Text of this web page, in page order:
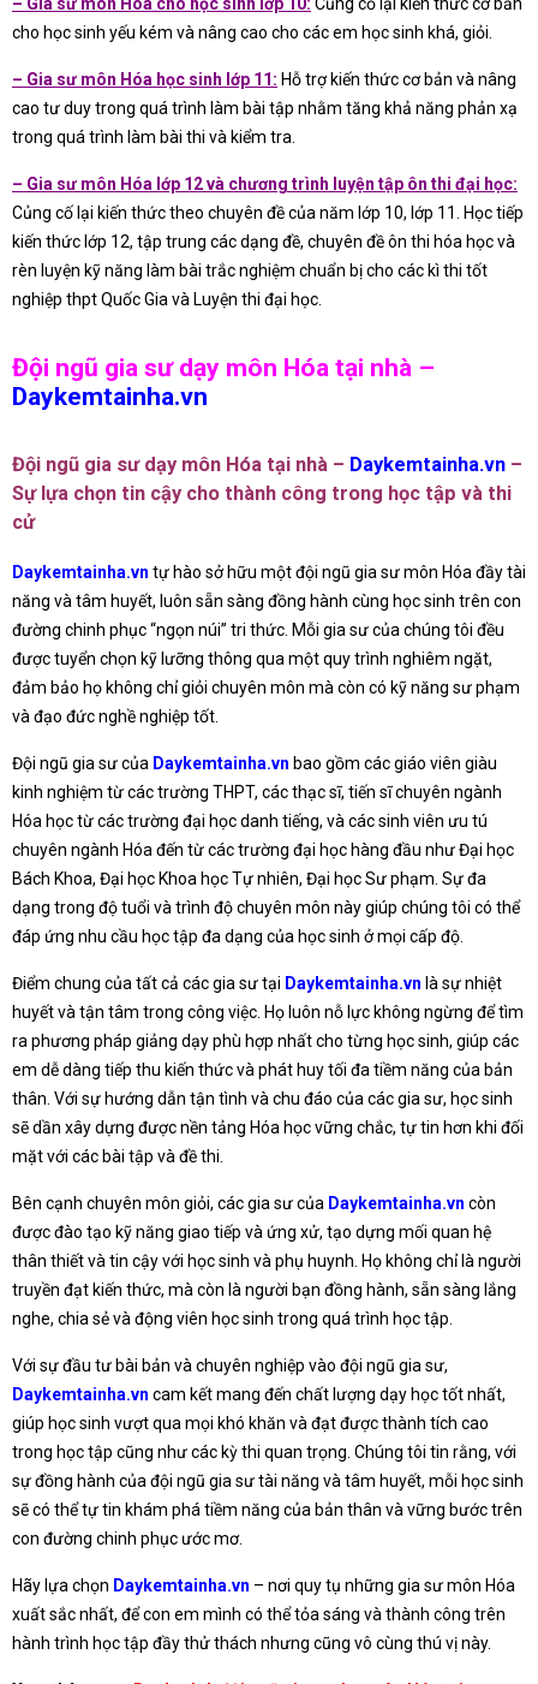
– Gia sư môn Hóa cho học sinh lớp 10: Củng cố lại kiến thức cơ bản
cho học sinh yếu kém và nâng cao cho các em học sinh khá, giỏi.
– Gia sư môn Hóa học sinh lớp 11: Hỗ trợ kiến thức cơ bản và nâng
cao tư duy trong quá trình làm bài tập nhằm tăng khả năng phản xạ
trong quá trình làm bài thi và kiểm tra.
– Gia sư môn Hóa lớp 12 và chương trình luyện tập ôn thi đại học:
Củng cố lại kiến thức theo chuyên đề của năm lớp 10, lớp 11. Học tiếp
kiến thức lớp 12, tập trung các dạng đề, chuyên đề ôn thi hóa học và
rèn luyện kỹ năng làm bài trắc nghiệm chuẩn bị cho các kì thi tốt
nghiệp thpt Quốc Gia và Luyện thi đại học.
Đội ngũ gia sư dạy môn Hóa tại nhà –
Daykemtainha.vn
Đội ngũ gia sư dạy môn Hóa tại nhà – Daykemtainha.vn –
Sự lựa chọn tin cậy cho thành công trong học tập và thi
cử
Daykemtainha.vn tự hào sở hữu một đội ngũ gia sư môn Hóa đầy tài
năng và tâm huyết, luôn sẵn sàng đồng hành cùng học sinh trên con
đường chinh phục “ngọn núi” tri thức. Mỗi gia sư của chúng tôi đều
được tuyển chọn kỹ lưỡng thông qua một quy trình nghiêm ngặt,
đảm bảo họ không chỉ giỏi chuyên môn mà còn có kỹ năng sư phạm
và đạo đức nghề nghiệp tốt.
Đội ngũ gia sư của Daykemtainha.vn bao gồm các giáo viên giàu
kinh nghiệm từ các trường THPT, các thạc sĩ, tiến sĩ chuyên ngành
Hóa học từ các trường đại học danh tiếng, và các sinh viên ưu tú
chuyên ngành Hóa đến từ các trường đại học hàng đầu như Đại học
Bách Khoa, Đại học Khoa học Tự nhiên, Đại học Sư phạm. Sự đa
dạng trong độ tuổi và trình độ chuyên môn này giúp chúng tôi có thể
đáp ứng nhu cầu học tập đa dạng của học sinh ở mọi cấp độ.
Điểm chung của tất cả các gia sư tại Daykemtainha.vn là sự nhiệt
huyết và tận tâm trong công việc. Họ luôn nỗ lực không ngừng để tìm
ra phương pháp giảng dạy phù hợp nhất cho từng học sinh, giúp các
em dễ dàng tiếp thu kiến thức và phát huy tối đa tiềm năng của bản
thân. Với sự hướng dẫn tận tình và chu đáo của các gia sư, học sinh
sẽ dần xây dựng được nền tảng Hóa học vững chắc, tự tin hơn khi đối
mặt với các bài tập và đề thi.
Bên cạnh chuyên môn giỏi, các gia sư của Daykemtainha.vn còn
được đào tạo kỹ năng giao tiếp và ứng xử, tạo dựng mối quan hệ
thân thiết và tin cậy với học sinh và phụ huynh. Họ không chỉ là người
truyền đạt kiến thức, mà còn là người bạn đồng hành, sẵn sàng lắng
nghe, chia sẻ và động viên học sinh trong quá trình học tập.
Với sự đầu tư bài bản và chuyên nghiệp vào đội ngũ gia sư,
Daykemtainha.vn cam kết mang đến chất lượng dạy học tốt nhất,
giúp học sinh vượt qua mọi khó khăn và đạt được thành tích cao
trong học tập cũng như các kỳ thi quan trọng. Chúng tôi tin rằng, với
sự đồng hành của đội ngũ gia sư tài năng và tâm huyết, mỗi học sinh
sẽ có thể tự tin khám phá tiềm năng của bản thân và vững bước trên
con đường chinh phục ước mơ.
Hãy lựa chọn Daykemtainha.vn – nơi quy tụ những gia sư môn Hóa
xuất sắc nhất, để con em mình có thể tỏa sáng và thành công trên
hành trình học tập đầy thử thách nhưng cũng vô cùng thú vị này.